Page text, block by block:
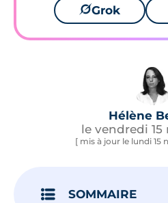
🪐Grok
Hélène
le vendredi 15
[ mis à jour le lundi 15
SOMMAIRE